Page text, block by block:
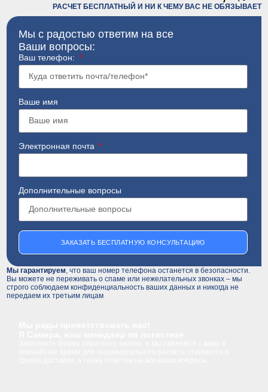
РАСЧЕТ БЕСПЛАТНЫЙ И НИ К ЧЕМУ ВАС НЕ ОБЯЗЫВАЕТ
Мы с радостью ответим на все
Ваши вопросы:
Ваш телефон:
Ваше имя
Электронная почта
Дополнительные вопросы
ЗАКАЗАТЬ БЕСПЛАТНУЮ КОНСУЛЬТАЦИЮ
Мы гарантируем, что ваш номер телефона останется в безопасности.
Вы можете не переживать о спаме или нежелательных звонках – мы
строго соблюдаем конфиденциальность ваших данных и никогда не
передаем их третьим лицам